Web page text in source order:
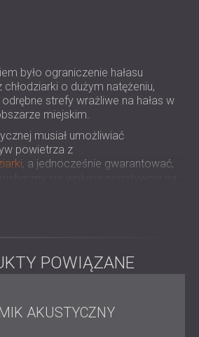
DŹWIĘKOSZCZELNE I
DLA CENTRÓW DANYCH
było ograniczenie hałasu
o dużym natężeniu,
strefy wrażliwe na hałas w
miejskim.
musiał umożliwiać
powietrza z
a jednocześnie gwarantować,
i
dźwiękochłonnej z
POWIĄZANE
AKUSTYCZNY